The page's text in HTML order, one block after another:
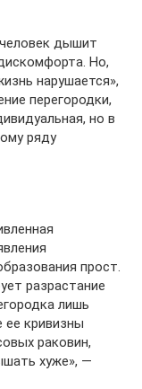
дышит
Но,
нарушается»,
перегородки,
но в
ряду
прост.
разрастание
лишь
кривизны
раковин,
хуже», —